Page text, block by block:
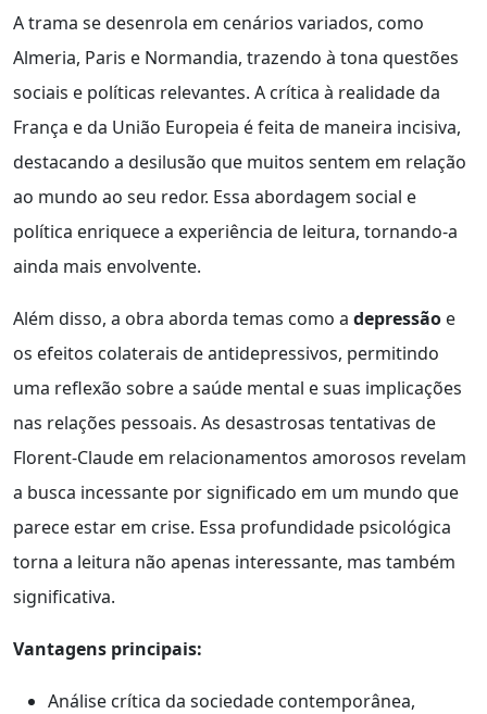
A trama se desenrola em cenários variados, como
Almeria, Paris e Normandia, trazendo à tona questões
sociais e políticas relevantes. A crítica à realidade da
França e da União Europeia é feita de maneira incisiva,
destacando a desilusão que muitos sentem em relação
ao mundo ao seu redor. Essa abordagem social e
política enriquece a experiência de leitura, tornando-a
ainda mais envolvente.
Além disso, a obra aborda temas como a depressão e
os efeitos colaterais de antidepressivos, permitindo
uma reflexão sobre a saúde mental e suas implicações
nas relações pessoais. As desastrosas tentativas de
Florent-Claude em relacionamentos amorosos revelam
a busca incessante por significado em um mundo que
parece estar em crise. Essa profundidade psicológica
torna a leitura não apenas interessante, mas também
significativa.
Vantagens principais:
Análise crítica da sociedade contemporânea,